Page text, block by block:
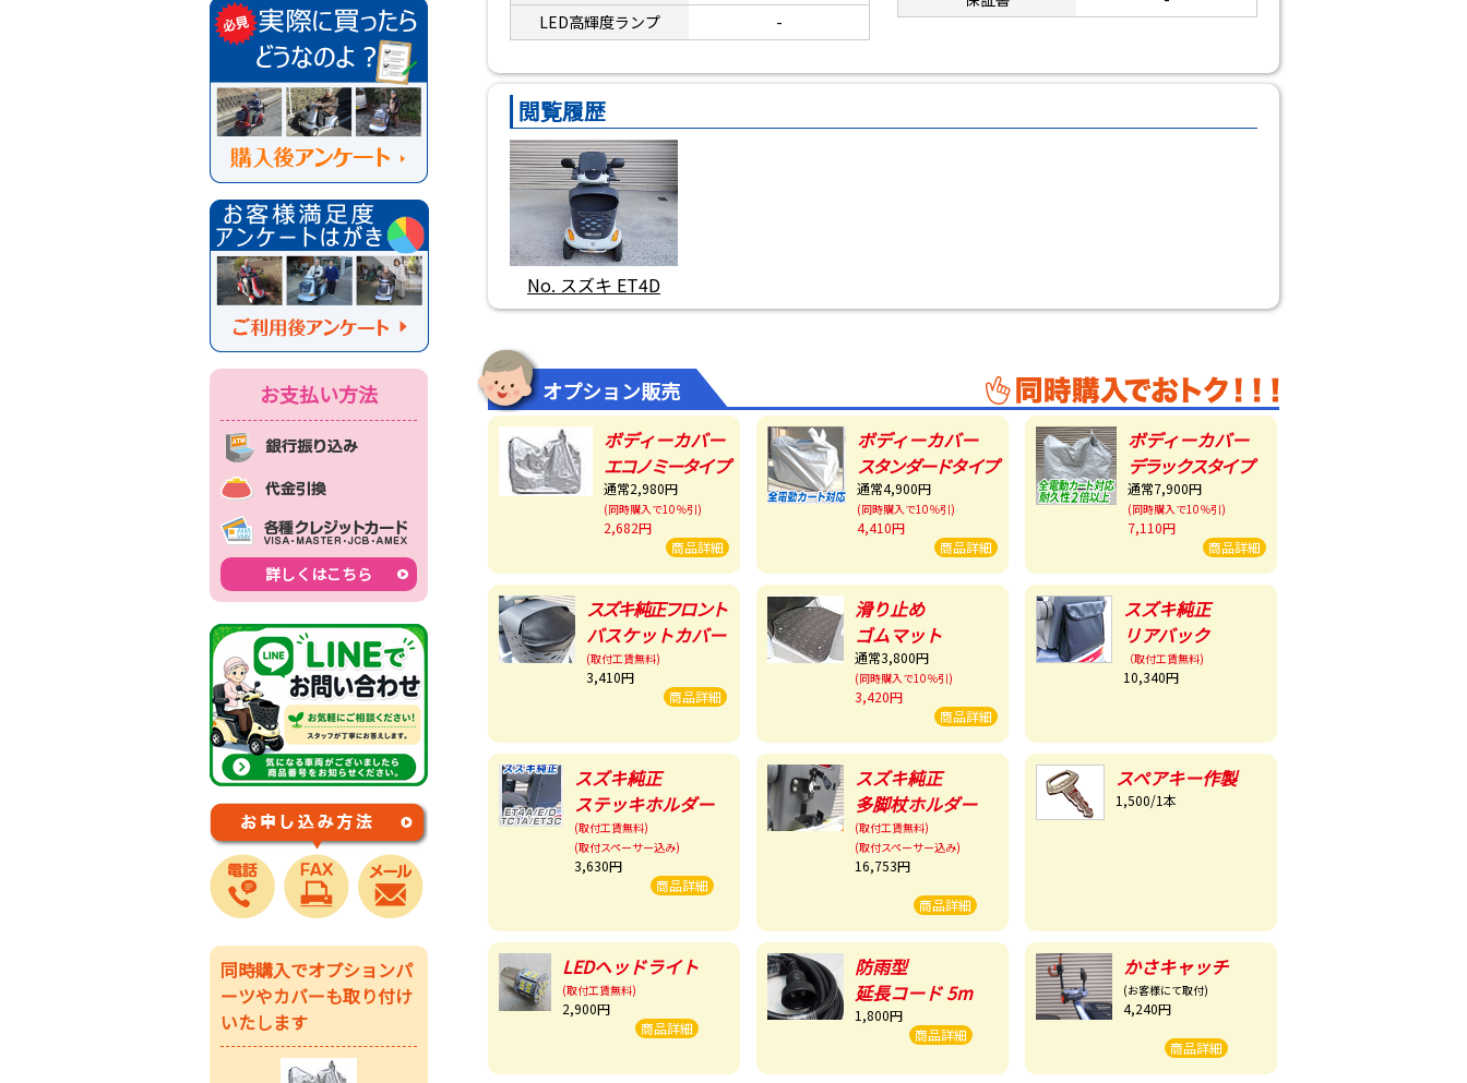
LED高輝度ランプ
-
閲覧履歴
No. スズキ ET4D
オプション販売
ボディーカバー
エコノミータイプ
通常2,980円
(同時購入で10％引)
2,682円
商品詳細
ボディーカバー
スタンダードタイプ
通常4,900円
(同時購入で10％引)
4,410円
商品詳細
ボディーカバー
デラックスタイプ
通常7,900円
(同時購入で10％引)
7,110円
商品詳細
スズキ純正フロント
バスケットカバー
(取付工賃無料)
3,410円
商品詳細
滑り止め
ゴムマット
通常3,800円
(同時購入で10％引)
3,420円
商品詳細
スズキ純正
リアバック
（取付工賃無料)
10,340円
スズキ純正
ステッキホルダー
(取付工賃無料)
(取付スペーサー込み)
3,630円
商品詳細
スズキ純正
多脚杖ホルダー
(取付工賃無料)
(取付スペーサー込み)
16,753円
商品詳細
スペアキー作製
1,500/1本
LEDヘッドライト
(取付工賃無料)
2,900円
商品詳細
防雨型
延長コード 5m
1,800円
商品詳細
かさキャッチ
(お客様にて取付)
4,240円
商品詳細
お支払い方法
詳しくはこちら
同時購入でオプションパ
ーツやカバーも取り付け
いたします